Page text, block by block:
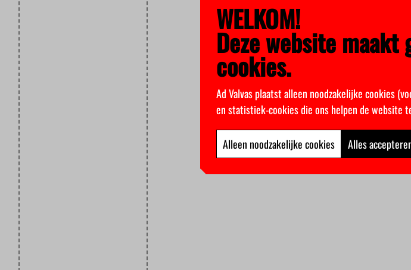
WELKOM!
Deze website maakt
cookies.
Ad Valvas plaatst alleen noodzakelijke cookies
en statistiek-cookies die ons helpen de website
Alleen noodzakelijke cookies Alles